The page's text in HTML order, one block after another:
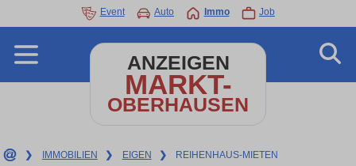
Event Auto Immo Job
ANZEIGEN
MARKT-
OBERHAUSEN
❯ IMMOBILIEN ❯ EIGEN ❯ REIHENHAUS-MIETEN